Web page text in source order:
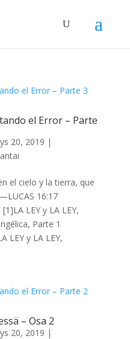
el Error – Parte
20, 2019 |
el cielo y la tierra, que
16:17
LEY y LA LEY,
Parte 1
LEY y LA LEY,
– Osa 2
20, 2019 |